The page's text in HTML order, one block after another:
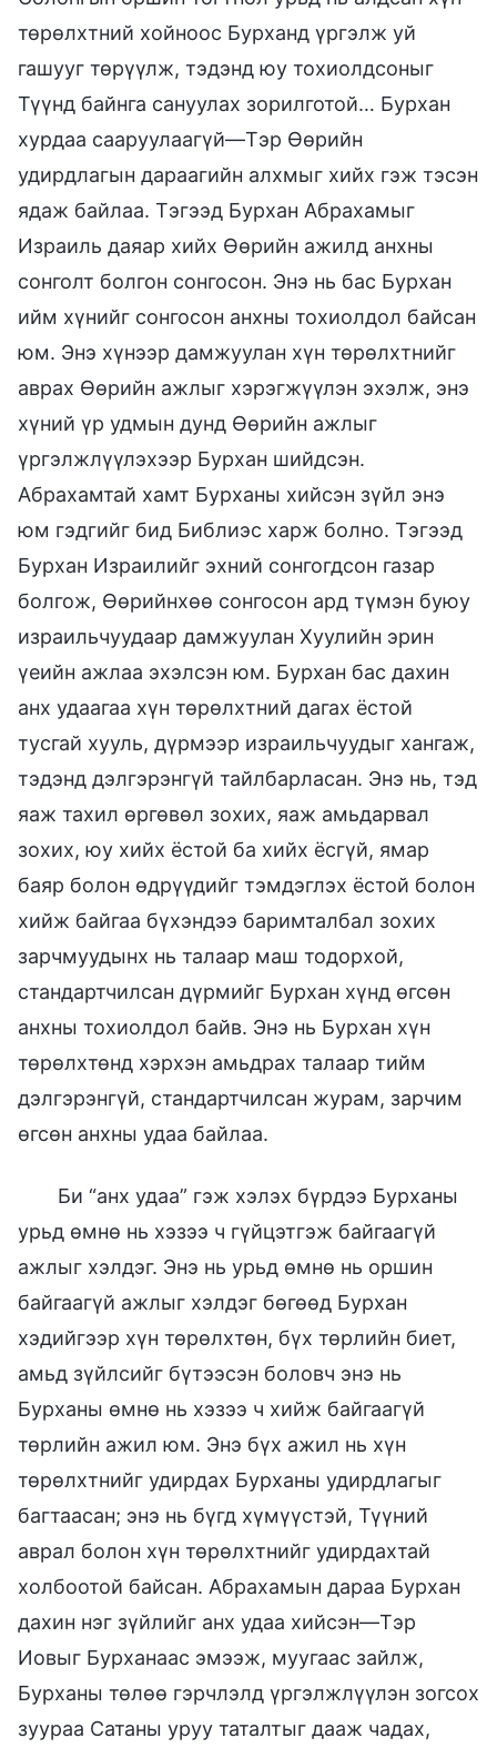
төрөлхтний хойноос Бурханд үргэлж уй
гашууг төрүүлж, тэдэнд юу тохиолдсоныг
Түүнд байнга сануулах зорилготой… Бурхан
хурдаа сааруулаагүй—Тэр Өөрийн
удирдлагын дараагийн алхмыг хийх гэж тэсэн
ядаж байлаа. Тэгээд Бурхан Абрахамыг
Израиль даяар хийх Өөрийн ажилд анхны
сонголт болгон сонгосон. Энэ нь бас Бурхан
ийм хүнийг сонгосон анхны тохиолдол байсан
юм. Энэ хүнээр дамжуулан хүн төрөлхтнийг
аврах Өөрийн ажлыг хэрэгжүүлэн эхэлж, энэ
хүний үр удмын дунд Өөрийн ажлыг
үргэлжлүүлэхээр Бурхан шийдсэн.
Абрахамтай хамт Бурханы хийсэн зүйл энэ
юм гэдгийг бид Библиэс харж болно. Тэгээд
Бурхан Израилийг эхний сонгогдсон газар
болгож, Өөрийнхөө сонгосон ард түмэн буюу
израильчуудаар дамжуулан Хуулийн эрин
үеийн ажлаа эхэлсэн юм. Бурхан бас дахин
анх удаагаа хүн төрөлхтний дагах ёстой
тусгай хууль, дүрмээр израильчуудыг хангаж,
тэдэнд дэлгэрэнгүй тайлбарласан. Энэ нь, тэд
яаж тахил өргөвөл зохих, яаж амьдарвал
зохих, юу хийх ёстой ба хийх ёсгүй, ямар
баяр болон өдрүүдийг тэмдэглэх ёстой болон
хийж байгаа бүхэндээ баримталбал зохих
зарчмуудынх нь талаар маш тодорхой,
стандартчилсан дүрмийг Бурхан хүнд өгсөн
анхны тохиолдол байв. Энэ нь Бурхан хүн
төрөлхтөнд хэрхэн амьдрах талаар тийм
дэлгэрэнгүй, стандартчилсан журам, зарчим
өгсөн анхны удаа байлаа.
Би “анх удаа” гэж хэлэх бүрдээ Бурханы
урьд өмнө нь хэзээ ч гүйцэтгэж байгаагүй
ажлыг хэлдэг. Энэ нь урьд өмнө нь оршин
байгаагүй ажлыг хэлдэг бөгөөд Бурхан
хэдийгээр хүн төрөлхтөн, бүх төрлийн биет,
амьд зүйлсийг бүтээсэн боловч энэ нь
Бурханы өмнө нь хэзээ ч хийж байгаагүй
төрлийн ажил юм. Энэ бүх ажил нь хүн
төрөлхтнийг удирдах Бурханы удирдлагыг
багтаасан; энэ нь бүгд хүмүүстэй, Түүний
аврал болон хүн төрөлхтнийг удирдахтай
холбоотой байсан. Абрахамын дараа Бурхан
дахин нэг зүйлийг анх удаа хийсэн—Тэр
Иовыг Бурханаас эмээж, муугаас зайлж,
Бурханы төлөө гэрчлэлд үргэлжлүүлэн зогсох
зуураа Сатаны уруу таталтыг дааж чадах,